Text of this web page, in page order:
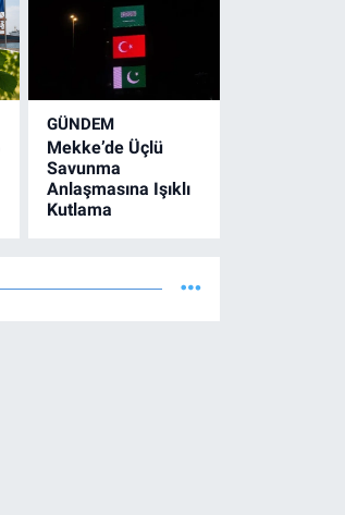
GÜNDEM
Mekke’de Üçlü
Savunma
Anlaşmasına Işıklı
Kutlama